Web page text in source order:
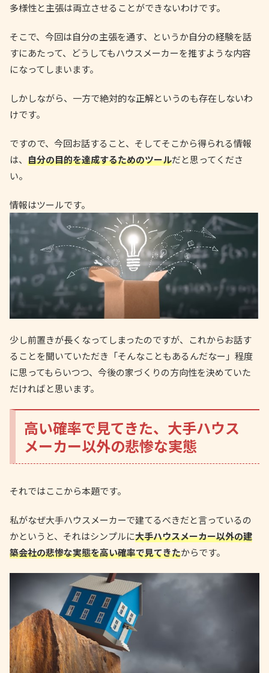
多様性と主張は両立させることができないわけです。
そこで、今回は自分の主張を通す、というか自分の経験を話
すにあたって、どうしてもハウスメーカーを推すような内容
になってしまいます。
しかしながら、一方で絶対的な正解というのも存在しないわ
けです。
ですので、今回お話すること、そしてそこから得られる情報
は、 自分の目的を達成するためのツールだと思ってくださ
い。
情報はツールです。
少し前置きが長くなってしまったのですが、これからお話す
ることを聞いていただき「そんなこともあるんだなー」程度
に思ってもらいつつ、今後の家づくりの方向性を決めていた
だければと思います。
高い確率で見てきた、大手ハウス
メーカー以外の悲惨な実態
それではここから本題です。
私がなぜ大手ハウスメーカーで建てるべきだと言っているの
かというと、それはシンプルに大手ハウスメーカー以外の建
築会社の悲惨な実態を高い確率で見てきたからです。